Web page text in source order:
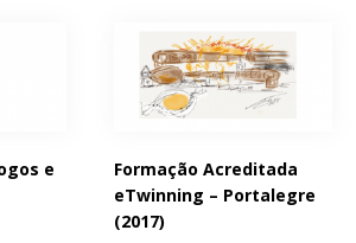
e
Formação Acreditada
eTwinning – Portalegre
(2017)